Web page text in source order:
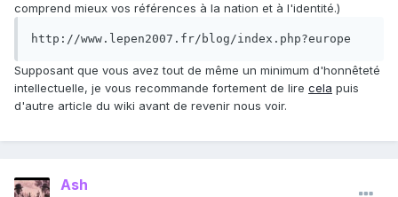
comprend mieux vos références à la nation et à l'identité.)
http://www.lepen2007.fr/blog/index.php?europe
Supposant que vous avez tout de même un minimum d'honnêteté
intellectuelle, je vous recommande fortement de lire cela puis
d'autre article du wiki avant de revenir nous voir.
Ash